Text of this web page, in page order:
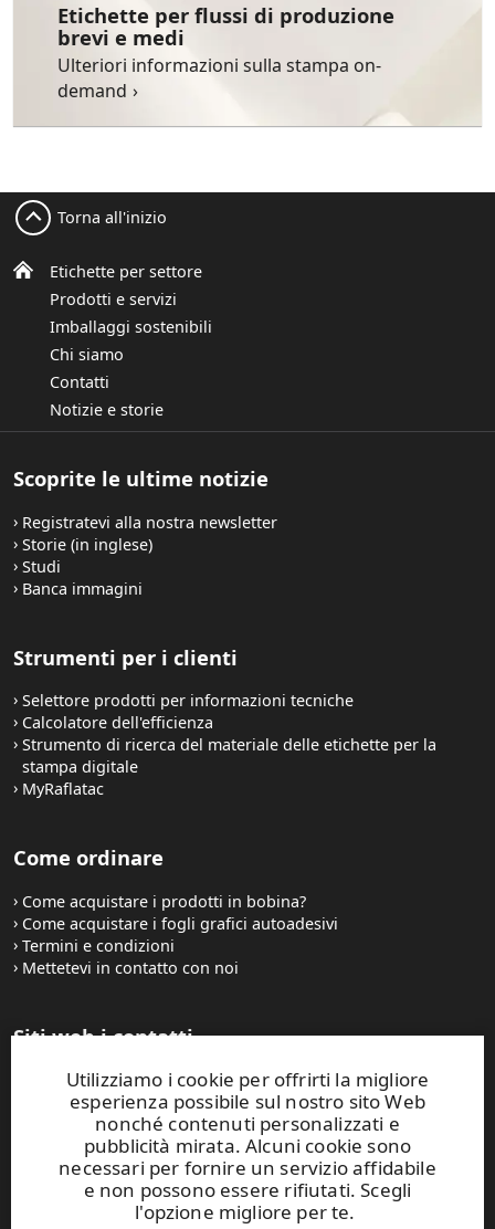
Etichette per flussi di produzione
brevi e medi
Ulteriori informazioni sulla stampa on-
demand
Utilizziamo i cookie per offrirti la migliore
esperienza possibile sul nostro sito Web
nonché contenuti personalizzati e
pubblicità mirata. Alcuni cookie sono
necessari per fornire un servizio affidabile
e non possono essere rifiutati. Scegli
l'opzione migliore per te.
Etichette per settore
Prodotti e servizi
Imballaggi sostenibili
Chi siamo
Contatti
Notizie e storie
Torna all'inizio
Scoprite le ultime notizie
Registratevi alla nostra newsletter
Storie (in inglese)
Studi
Banca immagini
Strumenti per i clienti
Selettore prodotti per informazioni tecniche
Calcolatore dell'efficienza
Strumento di ricerca del materiale delle etichette per la
stampa digitale
MyRaflatac
Come ordinare
Come acquistare i prodotti in bobina?
Come acquistare i fogli grafici autoadesivi
Termini e condizioni
Mettetevi in contatto con noi
Siti web i contatti
UPM Raflatac Graphics Solutions
UPM Raflatac Office Products
UPM Raflatac Industrial Removables
Contatti